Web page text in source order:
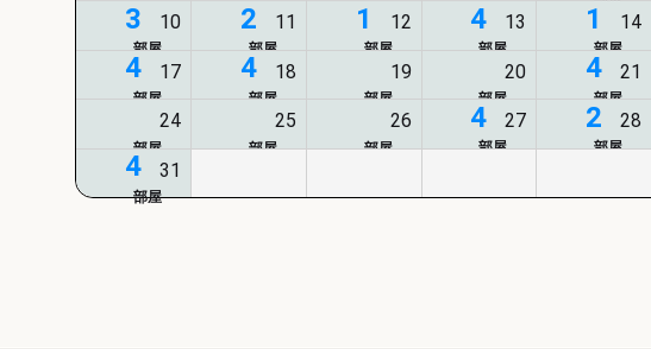
3
2 1 4
1
4
4
4
4
2
4